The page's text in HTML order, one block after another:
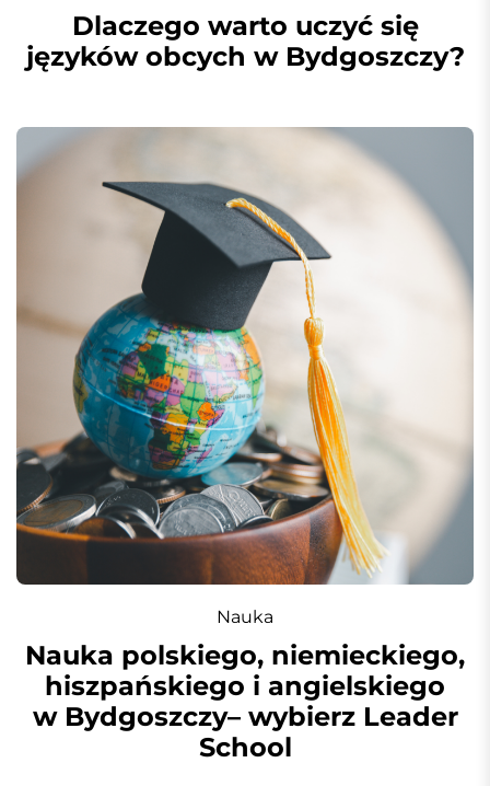
Dlaczego warto uczyć się
języków obcych w Bydgoszczy?
Nauka
Nauka polskiego, niemieckiego,
hiszpańskiego i angielskiego
w Bydgoszczy– wybierz Leader
School